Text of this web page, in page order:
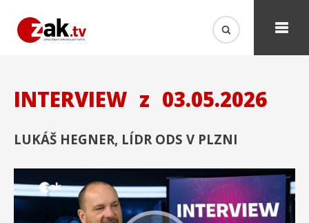
INTERVIEW z 03.05.2026
LUKÁŠ HEGNER, LÍDR ODS V PLZNI